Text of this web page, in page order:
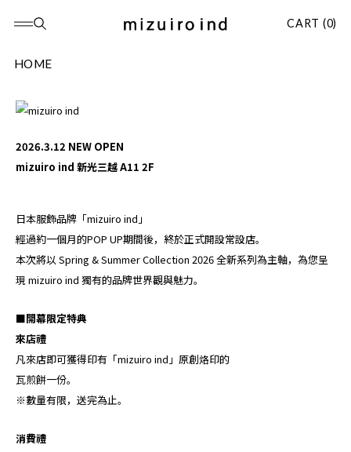
CART (0)
HOME
2026.3.12 NEW OPEN
mizuiro ind 新光三越 A11 2F
日本服飾品牌「mizuiro ind」
經過約一個月的POP UP期間後，終於正式開設常設店。
本次將以 Spring & Summer Collection 2026 全新系列為主軸， 為您呈
現 mizuiro ind 獨有的品牌世界觀與魅力。
■開幕限定特典
來店禮
凡來店即可獲得印有「mizuiro ind」原創烙印的
瓦煎餅一份。
※數量有限，送完為止。
消費禮